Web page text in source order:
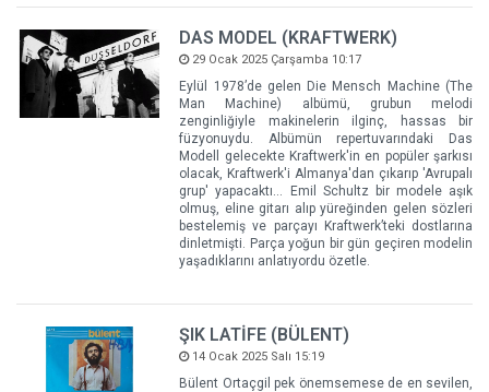
DAS MODEL (KRAFTWERK)
29 Ocak 2025 Çarşamba 10:17
Eylül 1978’de gelen Die Mensch Machine (The
Man Machine) albümü, grubun melodi
zenginliğiyle makinelerin ilginç, hassas bir
füzyonuydu. Albümün repertuvarındaki Das
Modell gelecekte Kraftwerk'in en popüler şarkısı
olacak, Kraftwerk'i Almanya'dan çıkarıp 'Avrupalı
grup' yapacaktı... Emil Schultz bir modele aşık
olmuş, eline gitarı alıp yüreğinden gelen sözleri
bestelemiş ve parçayı Kraftwerk’teki dostlarına
dinletmişti. Parça yoğun bir gün geçiren modelin
yaşadıklarını anlatıyordu özetle.
ŞIK LATİFE (BÜLENT)
14 Ocak 2025 Salı 15:19
Bülent Ortaçgil pek önemsemese de en sevilen,